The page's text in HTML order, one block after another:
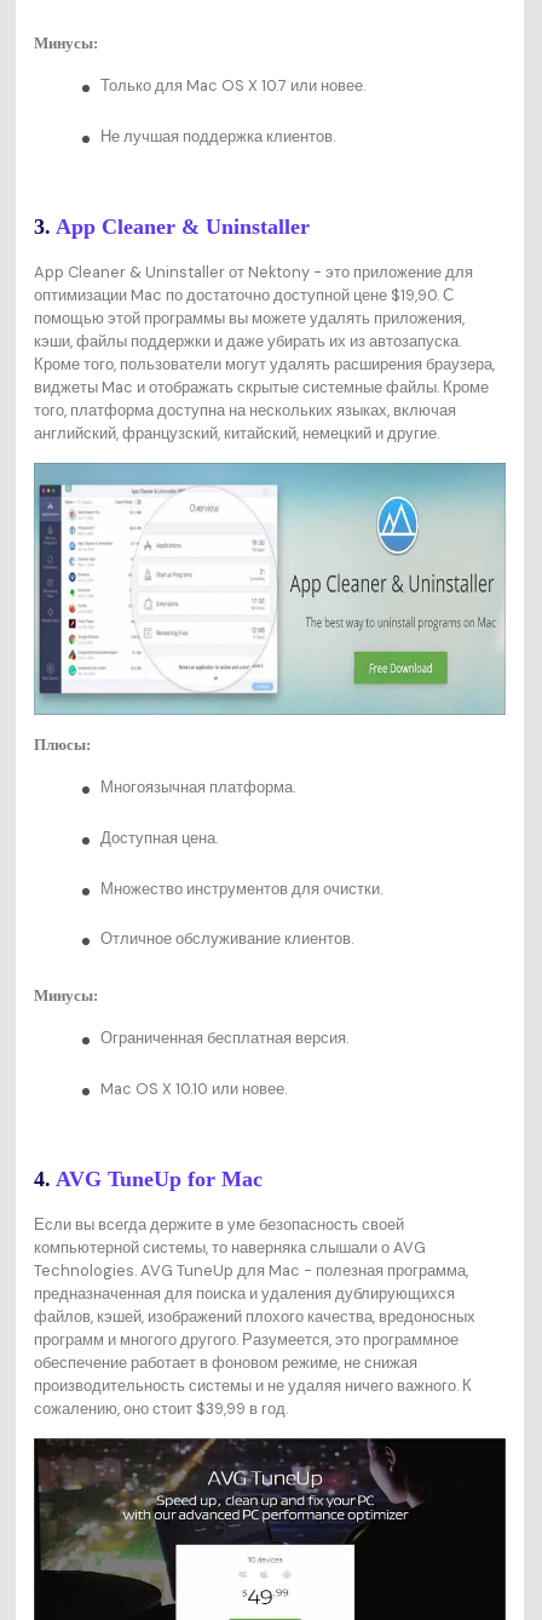
Минусы:
Только для Mac OS X 10.7 или новее.
Не лучшая поддержка клиентов.
3. App Cleaner & Uninstaller
App Cleaner & Uninstaller от Nektony - это приложение для
оптимизации Mac по достаточно доступной цене $19,90. С
помощью этой программы вы можете удалять приложения,
кэши, файлы поддержки и даже убирать их из автозапуска.
Кроме того, пользователи могут удалять расширения браузера,
виджеты Mac и отображать скрытые системные файлы. Кроме
того, платформа доступна на нескольких языках, включая
английский, французский, китайский, немецкий и другие.
Плюсы:
Многоязычная платформа.
Доступная цена.
Множество инструментов для очистки.
Отличное обслуживание клиентов.
Минусы:
Ограниченная бесплатная версия.
Mac OS X 10.10 или новее.
4. AVG TuneUp for Mac
Если вы всегда держите в уме безопасность своей
компьютерной системы, то наверняка слышали о AVG
Technologies. AVG TuneUp для Mac - полезная программа,
предназначенная для поиска и удаления дублирующихся
файлов, кэшей, изображений плохого качества, вредоносных
программ и многого другого. Разумеется, это программное
обеспечение работает в фоновом режиме, не снижая
производительность системы и не удаляя ничего важного. К
сожалению, оно стоит $39,99 в год.